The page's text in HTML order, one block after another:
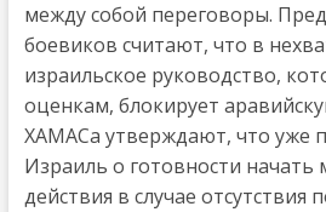
между собой переговоры.
боевиков считают, что в
израильское руководство,
оценкам, блокирует
ХАМАСа утверждают, что уже
Израиль о готовности
действия в случае отсутствия